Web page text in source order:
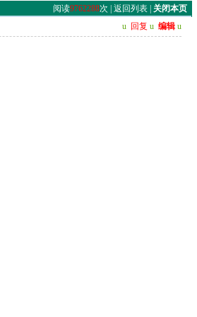
阅读9762288次 | 返回列表| 关闭本页
u 回复 u 编辑 u